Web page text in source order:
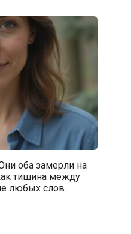
оба замерли на
тишина между
любых слов.